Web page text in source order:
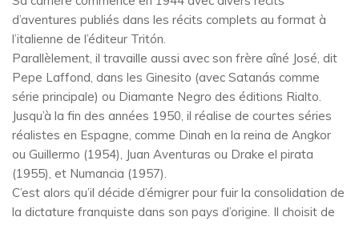
d’aventures publiés dans les récits complets au format à
l’italienne de l’éditeur Tritón.
Parallèlement, il travaille aussi avec son frère aîné José, dit
Pepe Laffond, dans les Ginesito (avec Satanás comme
série principale) ou Diamante Negro des éditions Rialto.
Jusqu’à la fin des années 1950, il réalise de courtes séries
réalistes en Espagne, comme Dinah en la reina de Angkor
ou Guillermo (1954), Juan Aventuras ou Drake el pirata
(1955), et Numancia (1957).
C’est alors qu’il décide d’émigrer pour fuir la consolidation de
la dictature franquiste dans son pays d’origine. Il choisit de